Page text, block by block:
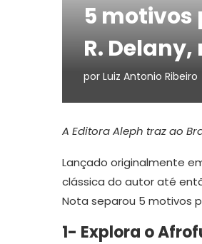
5 motivos
R.
por Luiz Antonio Ribeiro
A Editora Aleph traz ao
Lançado originalmente
clássica do autor até
Nota separou 5 motivos
1- Explora o